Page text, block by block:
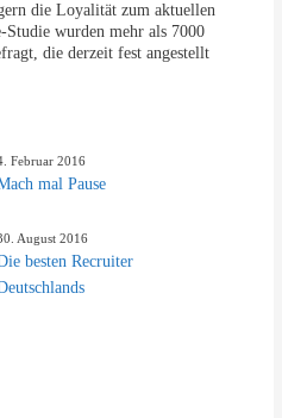
die Loyalität zum aktuellen
wurden mehr als 7000
die derzeit fest angestellt
Februar 2016
mal Pause
August 2016
besten Recruiter